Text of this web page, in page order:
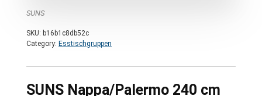
SUNS
SKU: b16b1c8db52c
Category: Esstischgruppen
SUNS Nappa/Palermo 240 cm